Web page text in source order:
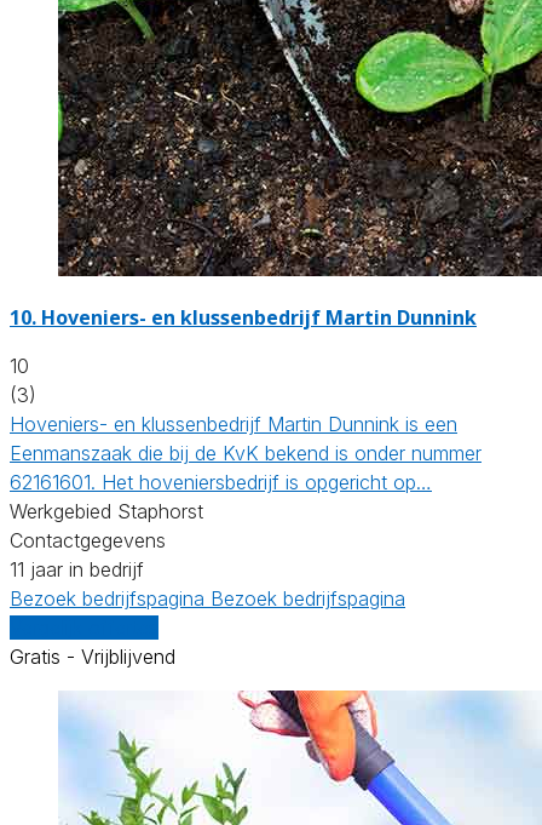
10. Hoveniers- en klussenbedrijf Martin Dunnink
10
(3)
Hoveniers- en klussenbedrijf Martin Dunnink is een
Eenmanszaak die bij de KvK bekend is onder nummer
62161601. Het hoveniersbedrijf is opgericht op…
Werkgebied Staphorst
Contactgegevens
11 jaar in bedrijf
Bezoek bedrijfspagina Bezoek bedrijfspagina
Gratis - Vrijblijvend